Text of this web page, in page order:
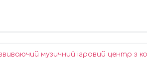
музичний ігровий центр з